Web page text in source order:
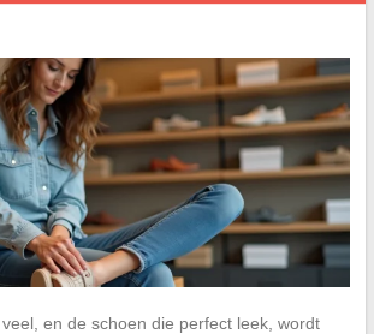
en de schoen die perfect leek, wordt